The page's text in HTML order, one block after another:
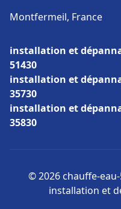
Montfermeil, France
installation et
51430
installation et
35730
installation et
35830
© 2026 chauffe-
installation et